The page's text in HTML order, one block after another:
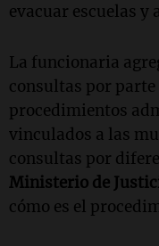
evacuar escuelas
La funcionaria
consultas por
procedimientos
vinculados a las
consultas por
Ministerio de
cómo es el